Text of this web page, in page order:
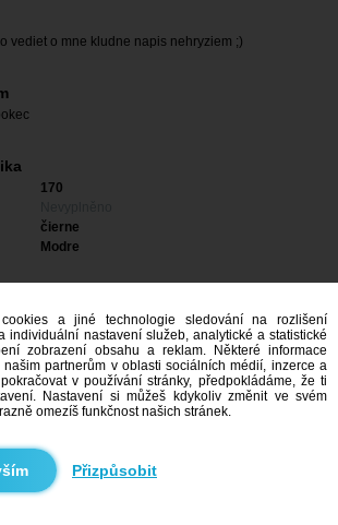
vediet o mne kludne napis nehryziem ;)
170
čierne
Modre
Mám zájem
a jiné technologie sledování na rozlišení
individuální nastavení služeb, analytické a statistické
zobrazení obsahu a reklam. Některé informace
partnerům v oblasti sociálních médií, inzerce a
v používání stránky, předpokládáme, že ti
Nastavení si můžeš kdykoliv změnit ve svém
omezíš funkčnost našich stránek.
Přizpůsobit